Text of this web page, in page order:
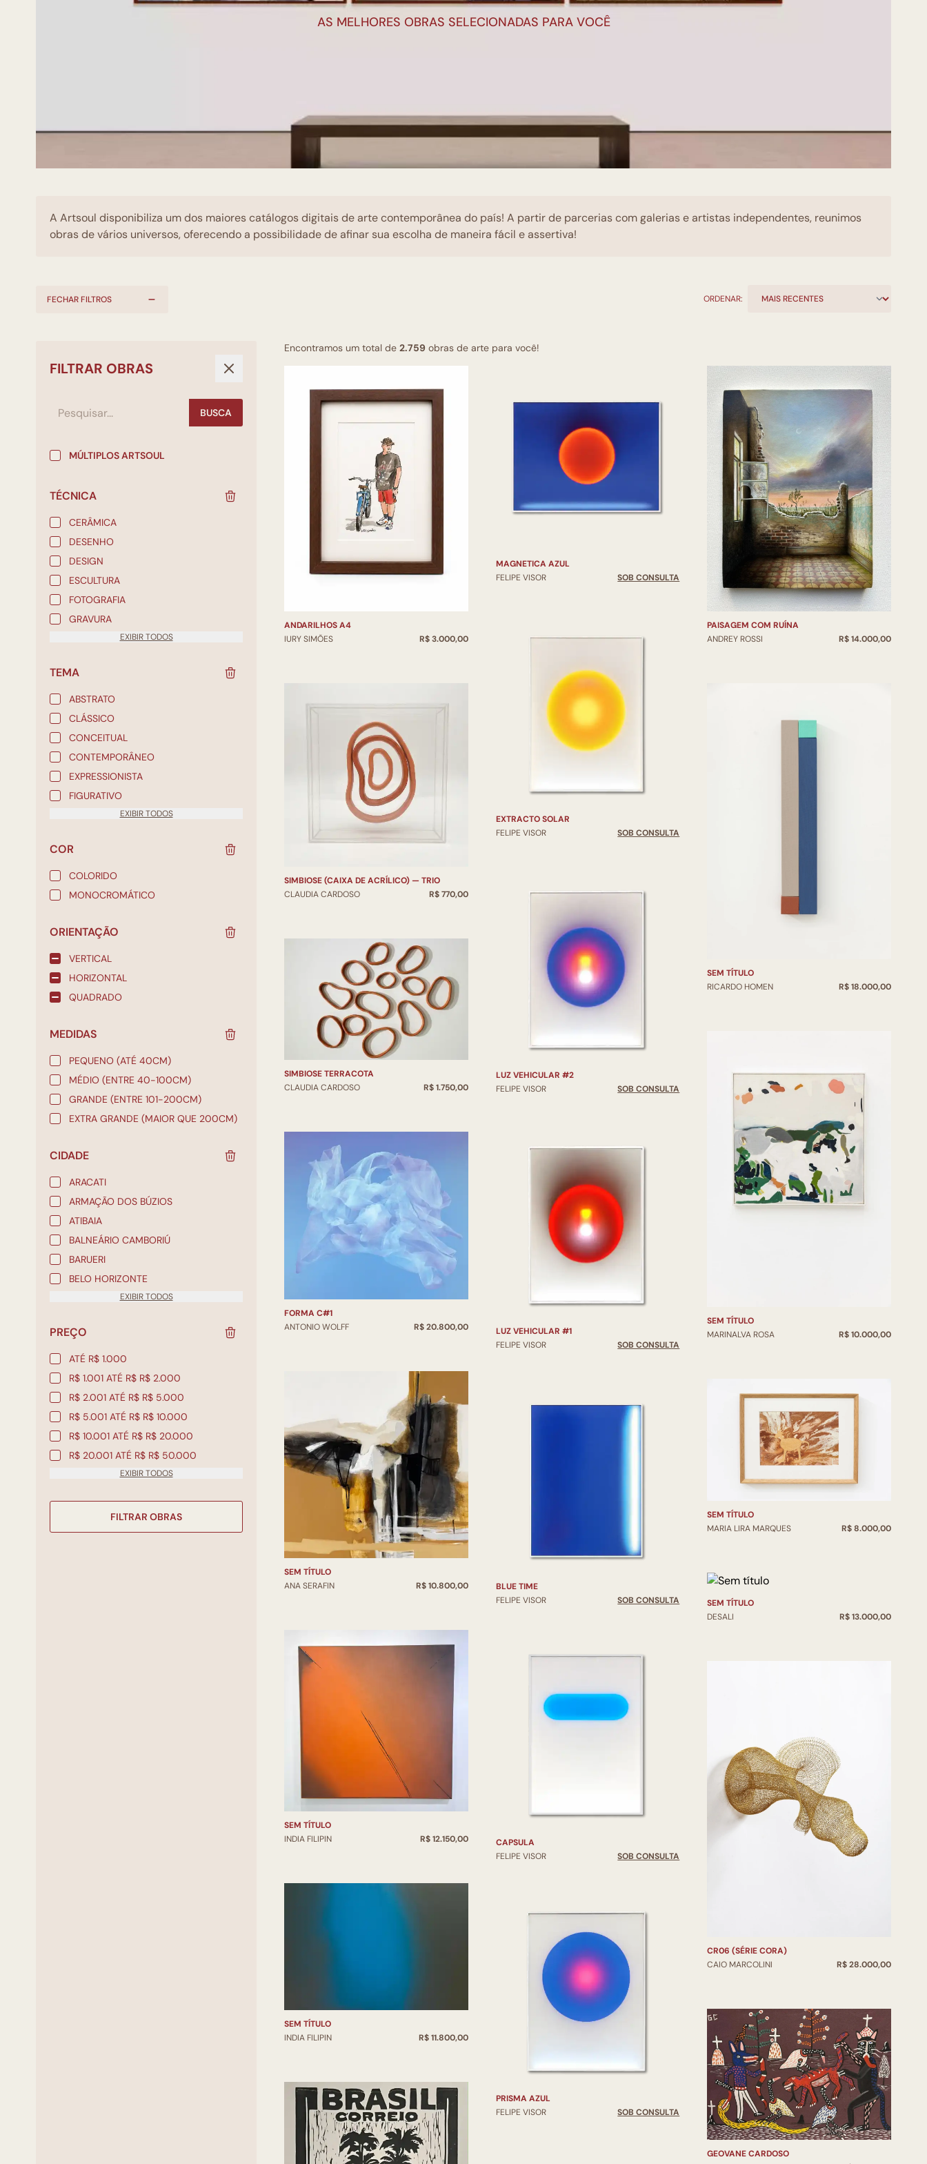
AS MELHORES OBRAS SELECIONADAS PARA VOCÊ
A Artsoul disponibiliza um dos maiores catálogos digitais de arte contemporânea do país! A partir de parcerias com galerias e artistas independentes, reunimos
obras de vários universos, oferecendo a possibilidade de afinar sua escolha de maneira fácil e assertiva!
ORDENAR:
FECHAR FILTROS
FILTRAR OBRAS
BUSCA
MÚLTIPLOS ARTSOUL
TÉCNICA
CERÂMICA
DESENHO
DESIGN
ESCULTURA
FOTOGRAFIA
GRAVURA
EXIBIR TODOS
TEMA
ABSTRATO
CLÁSSICO
CONCEITUAL
CONTEMPORÂNEO
EXPRESSIONISTA
FIGURATIVO
EXIBIR TODOS
COR
COLORIDO
MONOCROMÁTICO
ORIENTAÇÃO
VERTICAL
HORIZONTAL
QUADRADO
MEDIDAS
PEQUENO (ATÉ 40CM)
MÉDIO (ENTRE 40-100CM)
GRANDE (ENTRE 101-200CM)
EXTRA GRANDE (MAIOR QUE 200CM)
CIDADE
ARACATI
ARMAÇÃO DOS BÚZIOS
ATIBAIA
BALNEÁRIO CAMBORIÚ
BARUERI
BELO HORIZONTE
EXIBIR TODOS
PREÇO
ATÉ R$ 1.000
R$ 1.001 ATÉ R$ R$ 2.000
R$ 2.001 ATÉ R$ R$ 5.000
R$ 5.001 ATÉ R$ R$ 10.000
R$ 10.001 ATÉ R$ R$ 20.000
R$ 20.001 ATÉ R$ R$ 50.000
EXIBIR TODOS
FILTRAR OBRAS
Encontramos um total de 2.759 obras de arte para você!
ANDARILHOS A4
IURY SIMÕES
R$ 3.000,00
SIMBIOSE (CAIXA DE ACRÍLICO) — TRIO
CLAUDIA CARDOSO
R$ 770,00
SIMBIOSE TERRACOTA
CLAUDIA CARDOSO
R$ 1.750,00
FORMA C#1
ANTONIO WOLFF
R$ 20.800,00
SEM TÍTULO
ANA SERAFIN
R$ 10.800,00
SEM TÍTULO
INDIA FILIPIN
R$ 12.150,00
SEM TÍTULO
INDIA FILIPIN
R$ 11.800,00
MAGNETICA AZUL
FELIPE VISOR
SOB CONSULTA
EXTRACTO SOLAR
FELIPE VISOR
SOB CONSULTA
LUZ VEHICULAR #2
FELIPE VISOR
SOB CONSULTA
LUZ VEHICULAR #1
FELIPE VISOR
SOB CONSULTA
BLUE TIME
FELIPE VISOR
SOB CONSULTA
CAPSULA
FELIPE VISOR
SOB CONSULTA
PRISMA AZUL
FELIPE VISOR
SOB CONSULTA
PAISAGEM COM RUÍNA
ANDREY ROSSI
R$ 14.000,00
SEM TÍTULO
RICARDO HOMEN
R$ 18.000,00
SEM TÍTULO
MARINALVA ROSA
R$ 10.000,00
SEM TÍTULO
MARIA LIRA MARQUES
R$ 8.000,00
SEM TÍTULO
DESALI
R$ 13.000,00
CR06 (SÉRIE CORA)
CAIO MARCOLINI
R$ 28.000,00
GEOVANE CARDOSO